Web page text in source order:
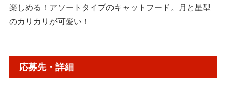
楽しめる！アソートタイプのキャットフード。月と星型
のカリカリが可愛い！
応募先・詳細